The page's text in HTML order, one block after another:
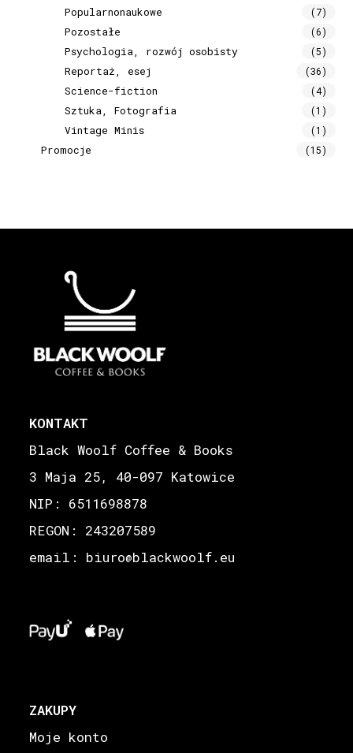
Popularnonaukowe (7)
Pozostałe (6)
Psychologia, rozwój osobisty (5)
Reportaż, esej (36)
Science-fiction (4)
Sztuka, Fotografia (1)
Vintage Minis (1)
Promocje (15)
KONTAKT
Black Woolf Coffee & Books
3 Maja 25, 40-097 Katowice
NIP: 6511698878
REGON: 243207589
email: biuro@blackwoolf.eu
ZAKUPY
Moje konto